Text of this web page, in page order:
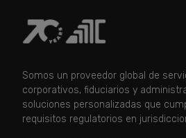
Somos un proveedor global de
corporativos, fiduciarios y
soluciones personalizadas que
requisitos regulatorios en